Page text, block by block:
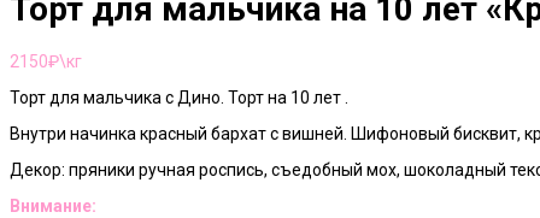
Торт для мальчика на 10 лет
2150₽\кг
Торт для мальчика с Дино. Торт на 10 лет .
Внутри начинка красный бархат с вишней. Шифоновый бисквит,
Декор: пряники ручная роспись, съедобный мох, шоколадный
Внимание: